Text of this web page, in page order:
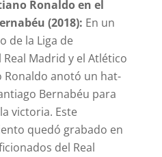
Ronaldo en el
(2018): En un
de la Liga de
Madrid y el Atlético
Ronaldo anotó un hat-
Bernabéu para
victoria. Este
quedó grabado en
del Real